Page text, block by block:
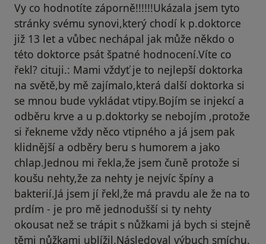
Vy co hodnotíte záporně!!!!!!Ukázala jsem tyto
stránky svému synovi,který chodí k p.doktorce
již 13 let a vůbec nechápal jak může někdo o
této doktorce psát špatné hodnocení.Víte co
řekl? cituji.: Mami vždyť je to nejlepší doktorka
na světě,by mě zajímalo,která další doktorka si
se mnou bude vykládat vtipy.Bojím se injekcí a
odběru krve a u p.doktorky se nebojím ,protože
si řekneme vždy něco vtipného a já jsem pak
klidnější a odběry beru s humorem a jako
chlap.Jednou mi řekla,že jsem čuně protože si
koušu nehty,že za nehty je nejvíc špíny a
bakterií.Já jsem jí řekl,že má pravdu ale že na to
prdím - je pro mě jednodušší si ty nehty
okousat než se trápit s nůžkami já bych si stejně
těmi nůžkami ublížil.Následoval výbuch smíchu.